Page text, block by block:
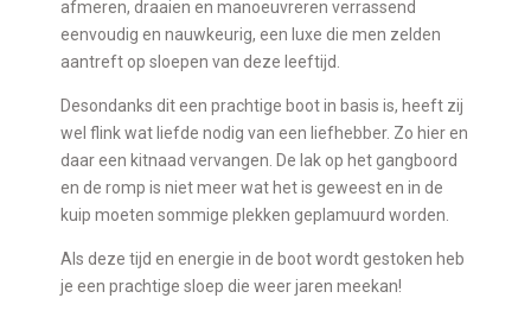
afmeren, draaien en manoeuvreren verrassend
eenvoudig en nauwkeurig, een luxe die men zelden
aantreft op sloepen van deze leeftijd.
Desondanks dit een prachtige boot in basis is, heeft zij
wel flink wat liefde nodig van een liefhebber. Zo hier en
daar een kitnaad vervangen. De lak op het gangboord
en de romp is niet meer wat het is geweest en in de
kuip moeten sommige plekken geplamuurd worden.
Als deze tijd en energie in de boot wordt gestoken heb
je een prachtige sloep die weer jaren meekan!